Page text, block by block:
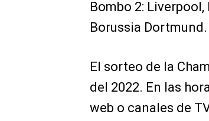
Bombo 2:
Borussia Dortmund.
El sorteo de la
del 2022. En las
web o canales de